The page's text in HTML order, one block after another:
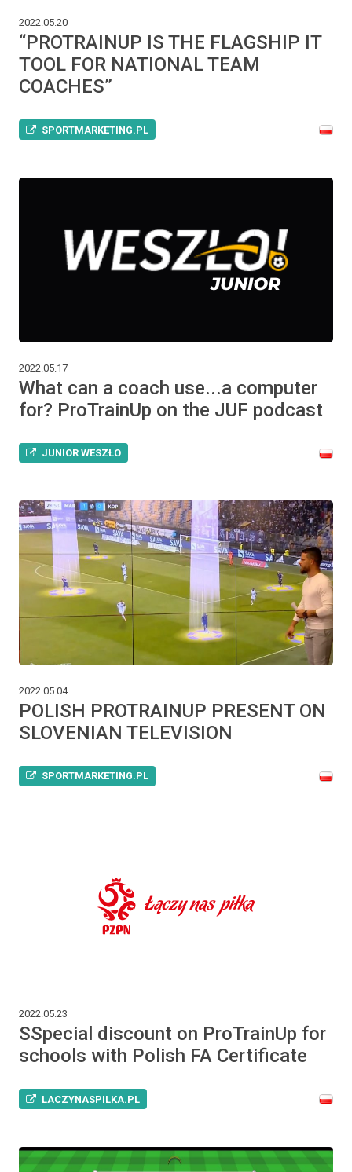
2022.05.20
“PROTRAINUP IS THE FLAGSHIP IT
TOOL FOR NATIONAL TEAM
COACHES”
SPORTMARKETING.PL
2022.05.17
What can a coach use...a computer
for? ProTrainUp on the JUF podcast
JUNIOR WESZŁO
2022.05.04
POLISH PROTRAINUP PRESENT ON
SLOVENIAN TELEVISION
SPORTMARKETING.PL
2022.05.23
SSpecial discount on ProTrainUp for
schools with Polish FA Certificate
LACZYNASPILKA.PL